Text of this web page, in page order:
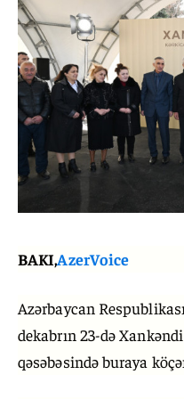
BAKI,AzerVoice
Azərbaycan
dekabrın 23-də
qəsəbəsində buraya